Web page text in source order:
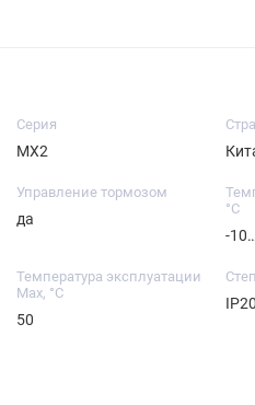
Серия
MX2
Управление тормозом
да
°C
-
Температура эксплуатации
Max, °C
50
IP20